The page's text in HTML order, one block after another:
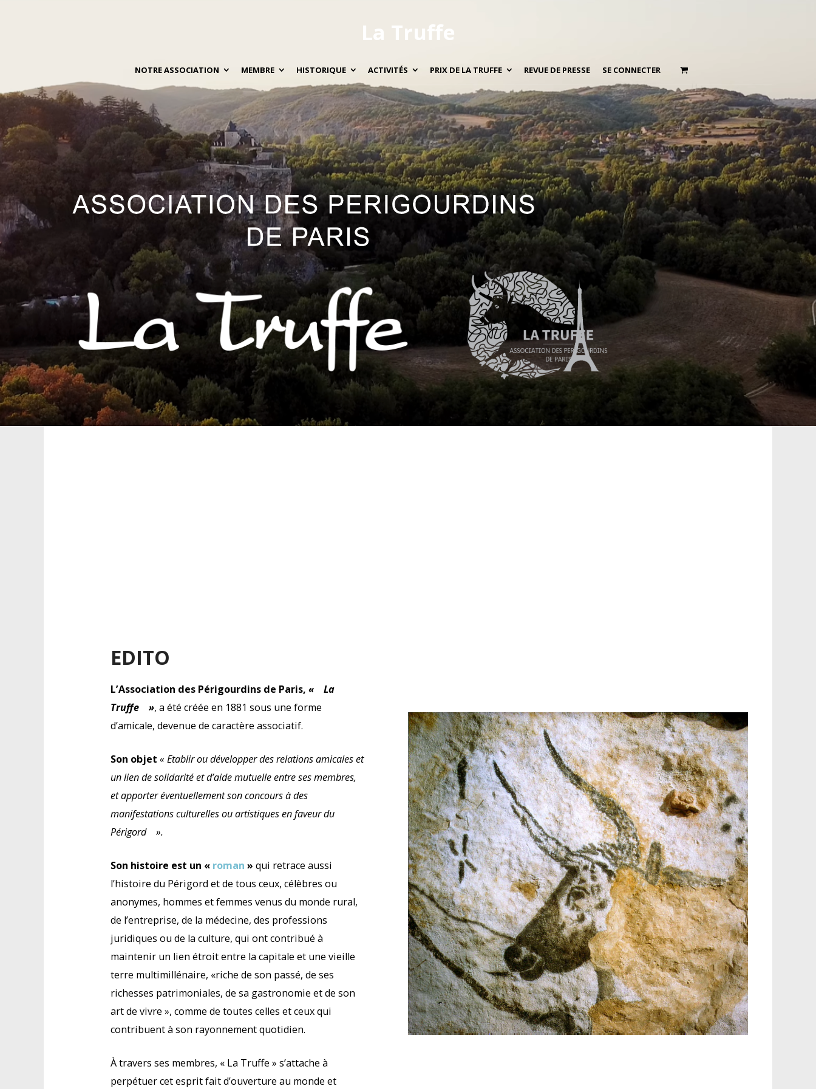
La Truffe
NOTRE ASSOCIATION MEMBRE HISTORIQUE ACTIVITÉS PRIX DE LA TRUFFE REVUE DE PRESSE SE CONNECTER
EDITO
L’Association des Périgourdins de Paris, «
La
Truffe
», a été créée en 1881 sous une forme
d’amicale, devenue de caractère associatif.
Son objet « Etablir ou développer des relations amicales et
un lien de solidarité et d’aide mutuelle entre ses membres,
et apporter éventuellement son concours à des
manifestations culturelles ou artistiques en faveur du
Périgord
».
Son histoire est un « roman » qui retrace aussi
l’histoire du Périgord et de tous ceux, célèbres ou
anonymes, hommes et femmes venus du monde rural,
de l’entreprise, de la médecine, des professions
juridiques ou de la culture, qui ont contribué à
maintenir un lien étroit entre la capitale et une vieille
terre multimillénaire, «riche de son passé, de ses
richesses patrimoniales, de sa gastronomie et de son
art de vivre », comme de toutes celles et ceux qui
contribuent à son rayonnement quotidien.
À travers ses membres, « La Truffe » s’attache à
perpétuer cet esprit fait d’ouverture au monde et